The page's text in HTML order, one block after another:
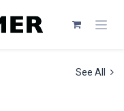
See All